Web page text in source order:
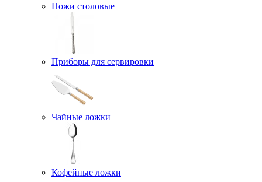
Ножи столовые
Приборы для сервировки
Чайные ложки
Кофейные ложки